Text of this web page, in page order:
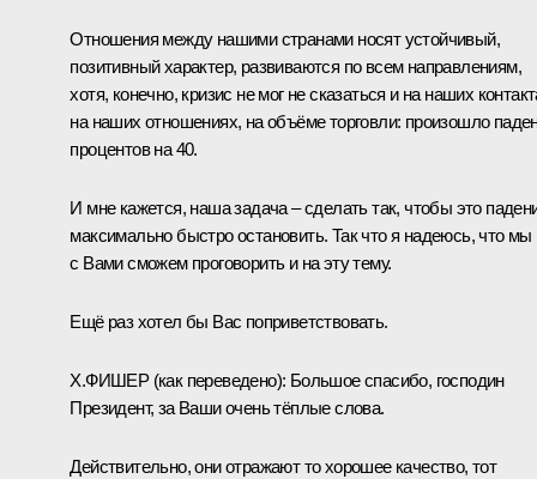
Отношения между нашими странами носят устойчивый,
позитивный характер, развиваются по всем направлениям,
хотя, конечно, кризис не мог не сказаться и на наших
на наших отношениях, на объёме торговли: произошло
процентов на 40.
И мне кажется, наша задача – сделать так, чтобы это
максимально быстро остановить. Так что я надеюсь, что мы
с Вами сможем проговорить и на эту тему.
Ещё раз хотел бы Вас поприветствовать.
Х.ФИШЕР (как переведено): Большое спасибо, господин
Президент, за Ваши очень тёплые слова.
Действительно, они отражают то хорошее качество, тот